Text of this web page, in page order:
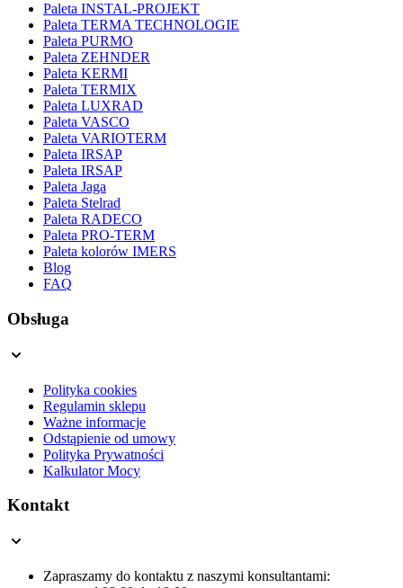
Paleta INSTAL-PROJEKT
Paleta TERMA TECHNOLOGIE
Paleta PURMO
Paleta ZEHNDER
Paleta KERMI
Paleta TERMIX
Paleta LUXRAD
Paleta VASCO
Paleta VARIOTERM
Paleta IRSAP
Paleta IRSAP
Paleta Jaga
Paleta Stelrad
Paleta RADECO
Paleta PRO-TERM
Paleta kolorów IMERS
Blog
FAQ
Obsługa
Polityka cookies
Regulamin sklepu
Ważne informacje
Odstąpienie od umowy
Polityka Prywatności
Kalkulator Mocy
Kontakt
Zapraszamy do kontaktu z naszymi konsultantami: